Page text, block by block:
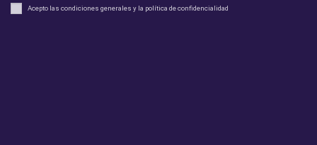
Acepto las condiciones generales y la política de confidencialidad